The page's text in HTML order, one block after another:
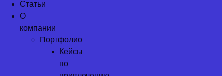
Статьи
О
компании
Портфолио
Кейсы
по